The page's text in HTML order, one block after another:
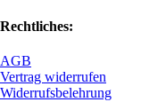
Rechtliches:
AGB
Vertrag widerrufen
Widerrufsbelehrung